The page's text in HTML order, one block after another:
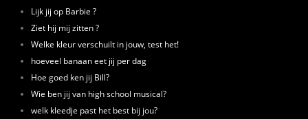
Lijk jij op Barbie ?
Ziet hij mij zitten ?
Welke kleur verschuilt in jouw, test het!
hoeveel banaan eet jij per dag
Hoe goed ken jij Bill?
Wie ben jij van high school musical?
welk kleedje past het best bij jou?